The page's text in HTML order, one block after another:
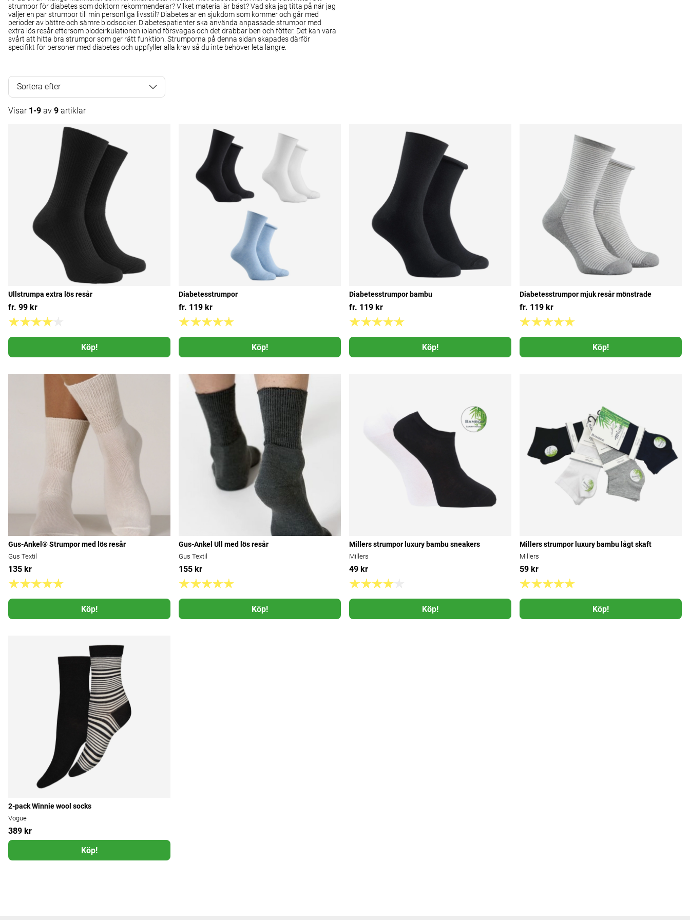
strumpor för diabetes som doktorn rekommenderar? Vilket material är bäst? Vad ska jag titta på när jag
väljer en par strumpor till min personliga livsstil? Diabetes är en sjukdom som kommer och går med
perioder av bättre och sämre blodsocker. Diabetespatienter ska använda anpassade strumpor med
extra lös resår eftersom blodcirkulationen ibland försvagas och det drabbar ben och fötter. Det kan vara
svårt att hitta bra strumpor som ger rätt funktion. Strumporna på denna sidan skapades därför
specifikt för personer med diabetes och uppfyller alla krav så du inte behöver leta längre.
Sortera efter
Visar 1-9 av 9 artiklar
Ullstrumpa extra lös resår
fr. 99 kr
Köp!
Diabetesstrumpor
fr. 119 kr
Köp!
Diabetesstrumpor bambu
fr. 119 kr
Köp!
Diabetesstrumpor mjuk resår mönstrade
fr. 119 kr
Köp!
Gus-Ankel® Strumpor med lös resår
Gus Textil
135 kr
Köp!
Gus-Ankel Ull med lös resår
Gus Textil
155 kr
Köp!
Millers strumpor luxury bambu sneakers
Millers
49 kr
Köp!
Millers strumpor luxury bambu lågt skaft
Millers
59 kr
Köp!
2-pack Winnie wool socks
Vogue
389 kr
Köp!